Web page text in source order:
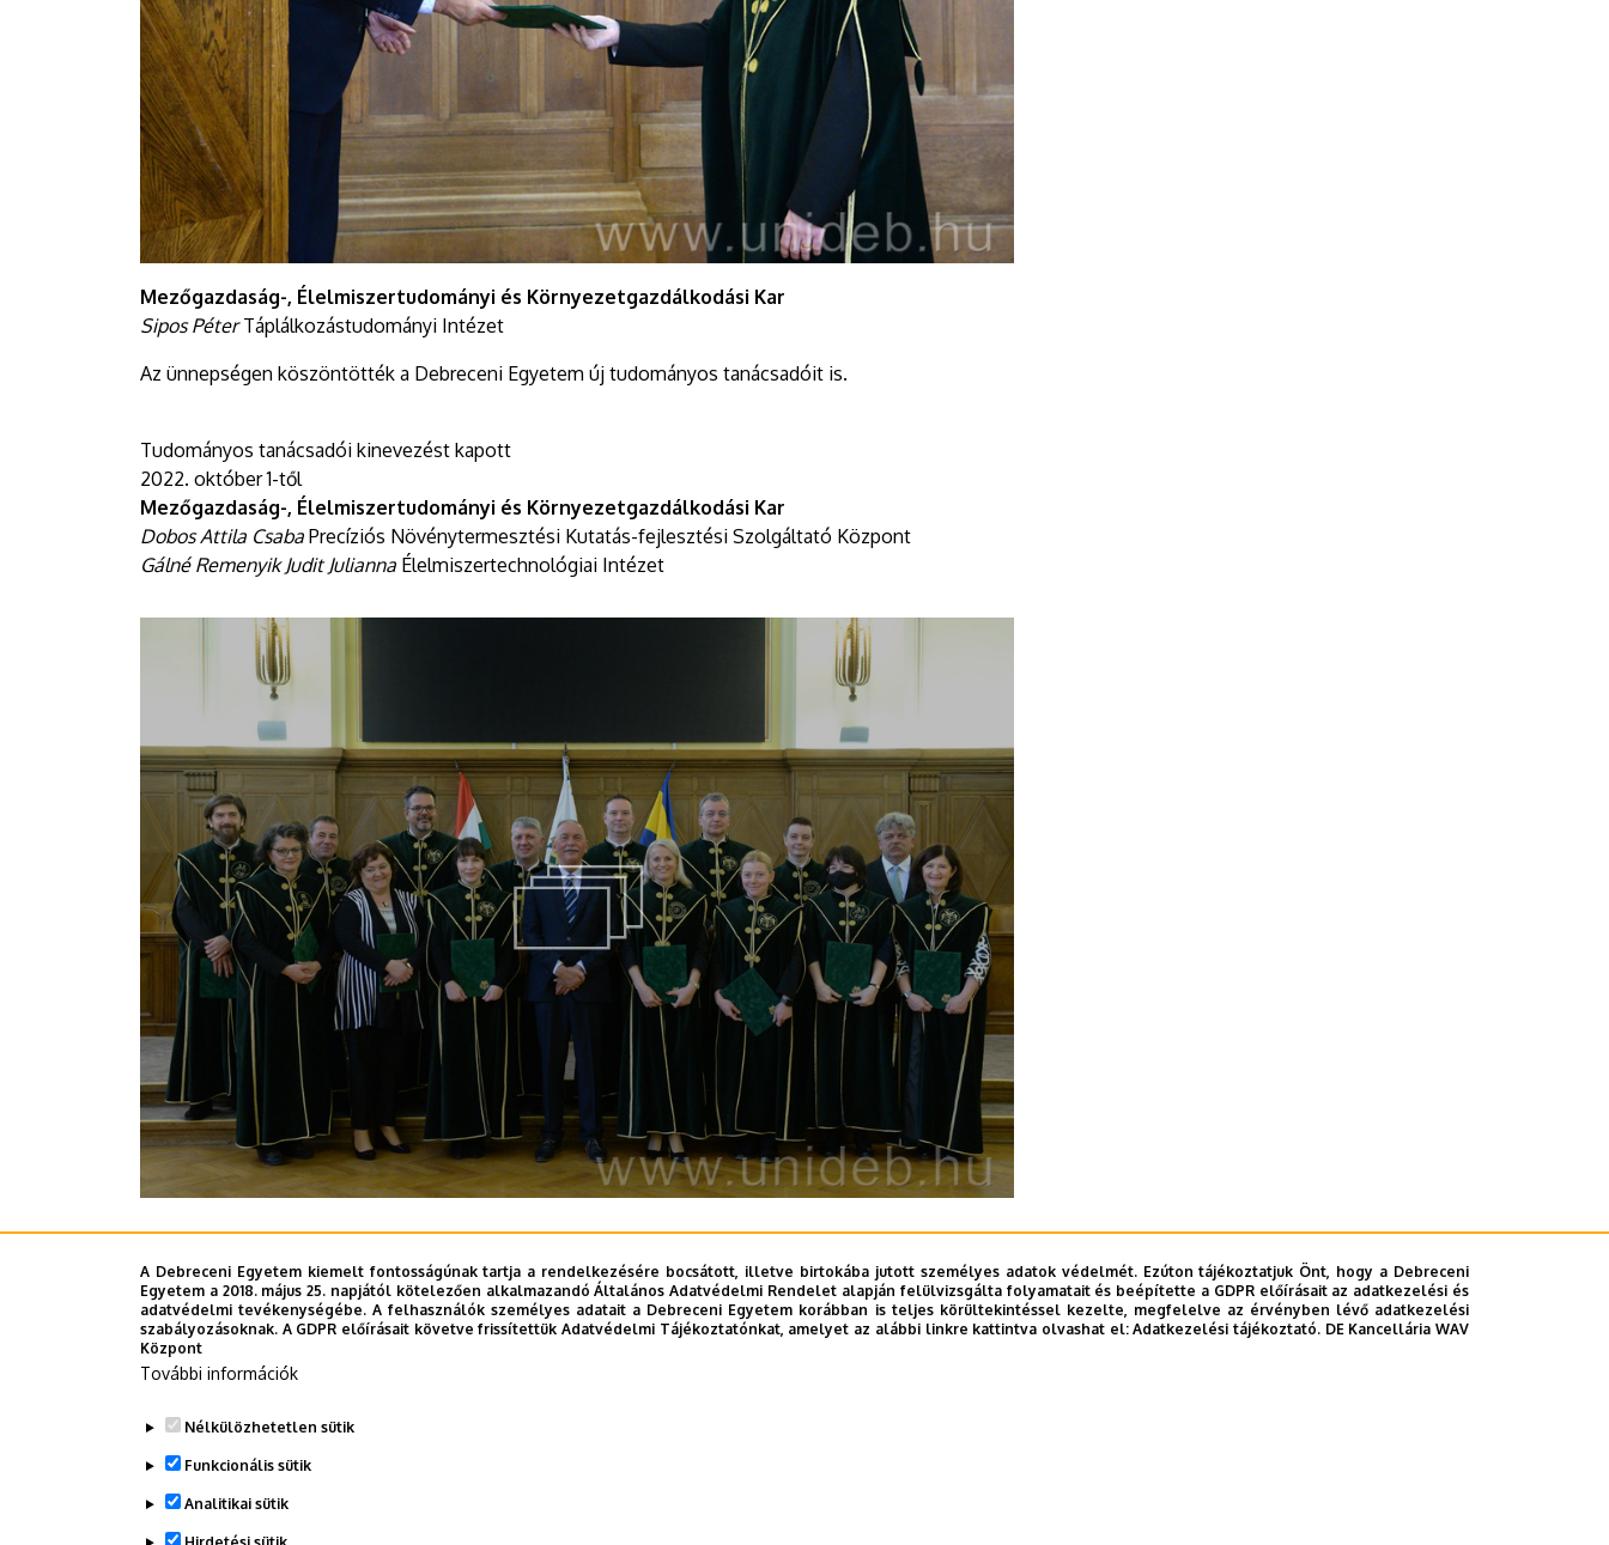
Mezőgazdaság-, Élelmiszertudományi és Környezetgazdálkodási Kar
Sipos PéterTáplálkozástudományi Intézet
Az ünnepségen köszöntötték a Debreceni Egyetem új tudományos tanácsadóit is.
Tudományos tanácsadói kinevezést kapott
2022. október 1-től
Mezőgazdaság-, Élelmiszertudományi és Környezetgazdálkodási Kar
Dobos Attila Csaba Precíziós Növénytermesztési Kutatás-fejlesztési Szolgáltató Központ
Gálné Remenyik Judit Julianna Élelmiszertechnológiai Intézet
A tizenhárom új egyetemi tanár és a két tudományos tanácsadó kinevezését Szilvássy Zoltán, a
Debreceni Egyetem rektora adta át szerdán az intézményben rendezett ünnepségen.
Sajtóközpont - CzA
A Debreceni Egyetem kiemelt fontosságúnak tartja a rendelkezésére bocsátott, illetve birtokába jutott személyes adatok védelmét. Ezúton tájékoztatjuk Önt, hogy a Debreceni
Egyetem a 2018. május 25. napjától kötelezően alkalmazandó Általános Adatvédelmi Rendelet alapján felülvizsgálta folyamatait és beépítette a GDPR előírásait az adatkezelési és
adatvédelmi tevékenységébe. A felhasználók személyes adatait a Debreceni Egyetem korábban is teljes körültekintéssel kezelte, megfelelve az érvényben lévő adatkezelési
szabályozásoknak. A GDPR előírásait követve frissítettük Adatvédelmi Tájékoztatónkat, amelyet az alábbi linkre kattintva olvashat el:Adatkezelési tájékoztató. DE Kancellária WAV
Központ
További információk
Nélkülözhetetlen sütik
Funkcionális sütik
Analitikai sütik